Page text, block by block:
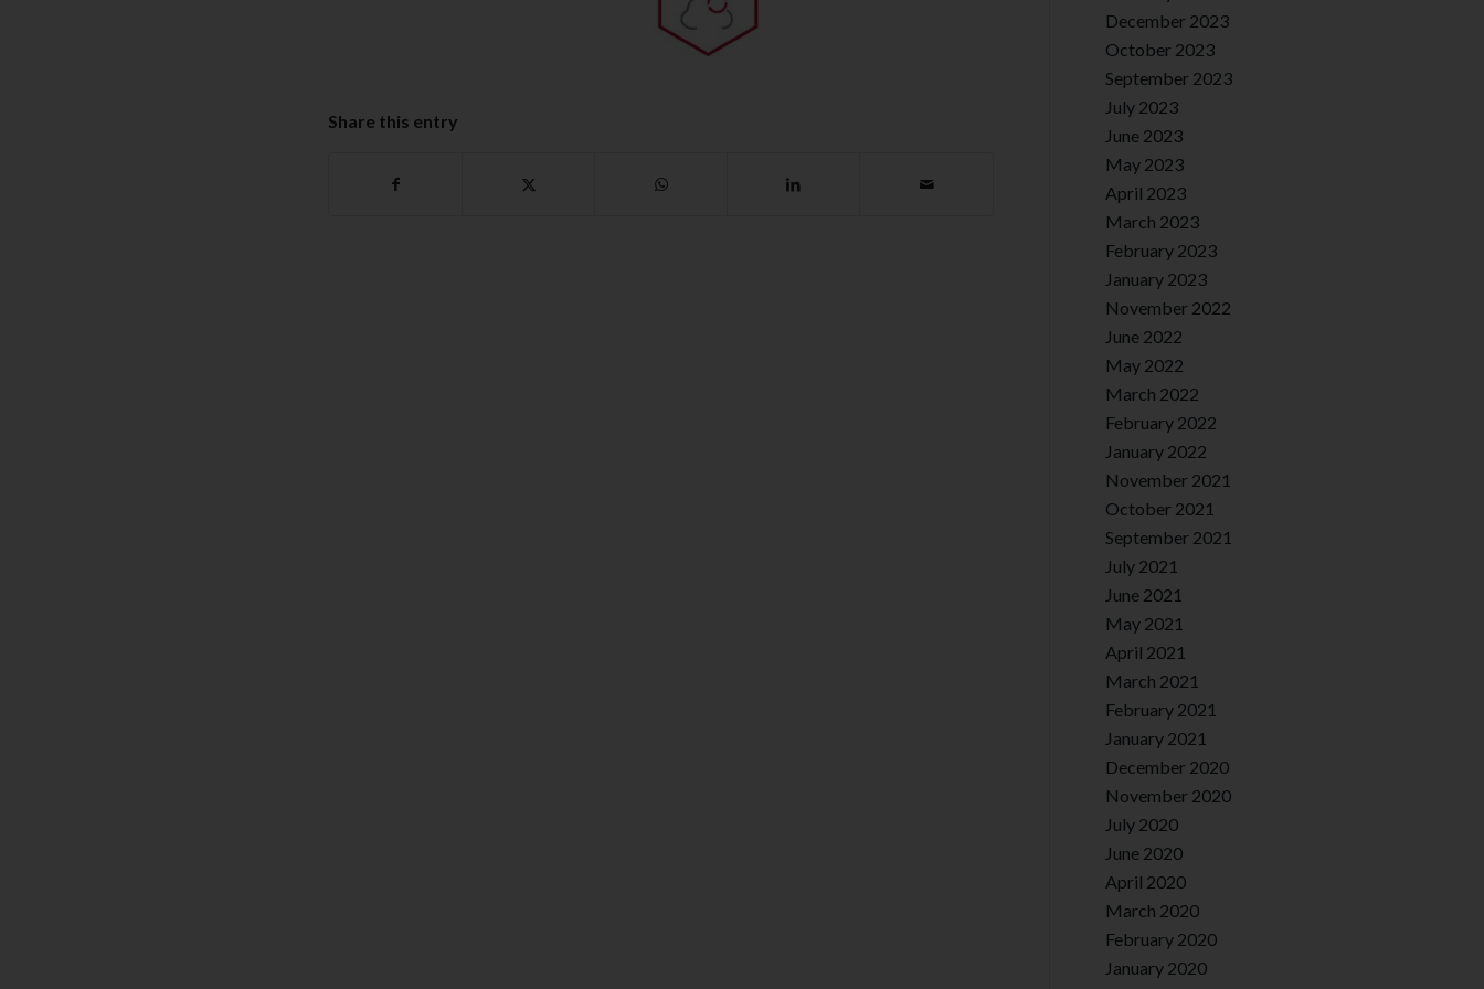
Share this entry
December 2023
October 2023
September 2023
July 2023
June 2023
May 2023
April 2023
March 2023
February 2023
January 2023
November 2022
June 2022
May 2022
March 2022
February 2022
January 2022
November 2021
October 2021
September 2021
July 2021
June 2021
May 2021
April 2021
March 2021
February 2021
January 2021
December 2020
November 2020
July 2020
June 2020
April 2020
March 2020
February 2020
January 2020